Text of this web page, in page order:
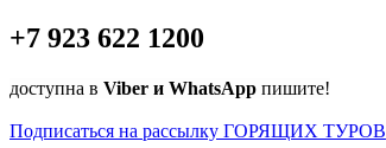
+7 923 622 1200
доступна в Viber и WhatsApp пишите!
Подписаться на рассылку ГОРЯЩИХ ТУРОВ